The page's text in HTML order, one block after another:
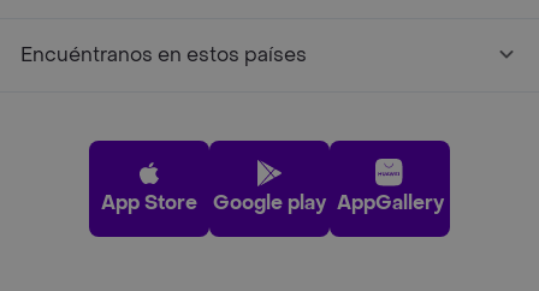
Encuéntranos en estos países
App Store Google play AppGallery